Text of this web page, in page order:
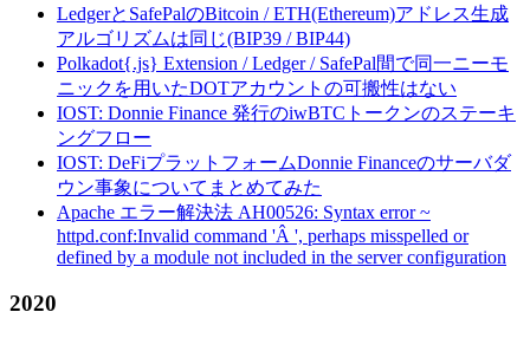
LedgerとSafePalのBitcoin / ETH(Ethereum)アドレス生成
アルゴリズムは同じ(BIP39 / BIP44)
Polkadot{.js} Extension / Ledger / SafePal間で同一ニーモ
ニックを用いたDOTアカウントの可搬性はない
IOST: Donnie Finance 発行のiwBTCトークンのステーキ
ングフロー
IOST: DeFiプラットフォームDonnie Financeのサーバダ
ウン事象についてまとめてみた
Apache エラー解決法 AH00526: Syntax error ~
httpd.conf:Invalid command 'Â ', perhaps misspelled or
defined by a module not included in the server configuration
2020